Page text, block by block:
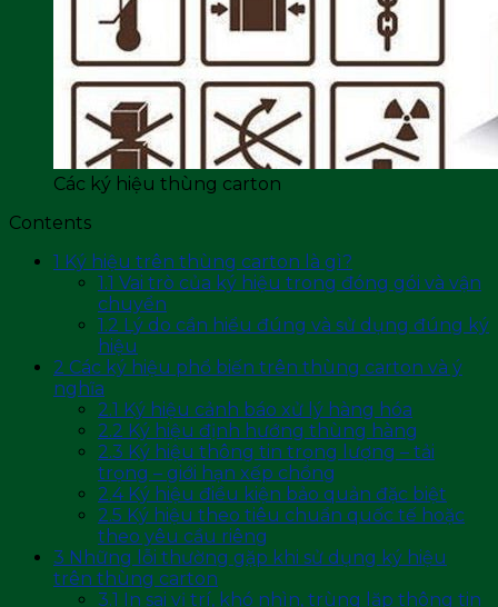
Các ký hiệu thùng carton
Contents
1 Ký hiệu trên thùng carton là gì?
1.1 Vai trò của ký hiệu trong đóng gói và vận
chuyển
1.2 Lý do cần hiểu đúng và sử dụng đúng ký
hiệu
2 Các ký hiệu phổ biến trên thùng carton và ý
nghĩa
2.1 Ký hiệu cảnh báo xử lý hàng hóa
2.2 Ký hiệu định hướng thùng hàng
2.3 Ký hiệu thông tin trọng lượng – tải
trọng – giới hạn xếp chồng
2.4Ký hiệu điều kiện bảo quản đặc biệt
2.5 Ký hiệu theo tiêu chuẩn quốc tế hoặc
theo yêu cầu riêng
3 Những lỗi thường gặp khi sử dụng ký hiệu
trên thùng carton
3.1 In sai vị trí, khó nhìn, trùng lặp thông tin